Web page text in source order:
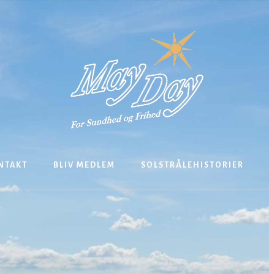
BLIV MEDLEM SOLSTRÅLEHISTORIER